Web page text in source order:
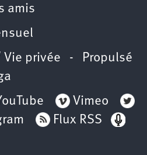
amis
privée - Propulsé
Vimeo
Flux RSS